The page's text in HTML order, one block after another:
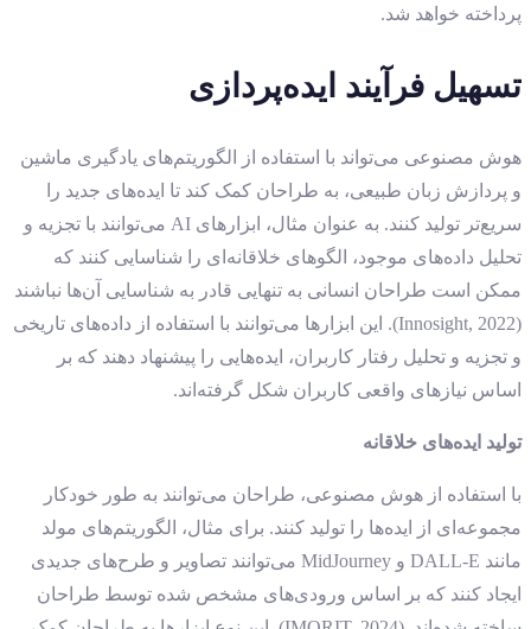
پرداخته خواهد شد.
تسهیل فرآیند ایده‌پردازی
هوش مصنوعی می‌تواند با استفاده از الگوریتم‌های یادگیری ماشین
و پردازش زبان طبیعی، به طراحان کمک کند تا ایده‌های جدید را
سریع‌تر تولید کنند. به عنوان مثال، ابزارهای AI می‌توانند با تجزیه و
تحلیل داده‌های موجود، الگوهای خلاقانه‌ای را شناسایی کنند که
ممکن است طراحان انسانی به تنهایی قادر به شناسایی آن‌ها نباشند
(Innosight, 2022). این ابزارها می‌توانند با استفاده از داده‌های تاریخی
و تجزیه و تحلیل رفتار کاربران، ایده‌هایی را پیشنهاد دهند که بر
اساس نیازهای واقعی کاربران شکل گرفته‌اند.
تولید ایده‌های خلاقانه
با استفاده از هوش مصنوعی، طراحان می‌توانند به طور خودکار
مجموعه‌ای از ایده‌ها را تولید کنند. برای مثال، الگوریتم‌های مولد
مانند DALL-E و MidJourney می‌توانند تصاویر و طرح‌های جدیدی
ایجاد کنند که بر اساس ورودی‌های مشخص شده توسط طراحان